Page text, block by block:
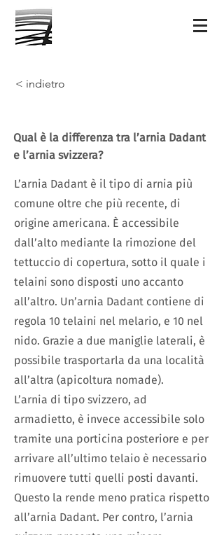
< indietro
Qual è la differenza tra l’arnia Dadant
e l’arnia svizzera?
L’arnia Dadant è il tipo di arnia più
comune oltre che più recente, di
origine americana. È accessibile
dall’alto mediante la rimozione del
tettuccio di copertura, sotto il quale i
telaini sono disposti uno accanto
all’altro. Un’arnia Dadant contiene di
regola 10 telaini nel melario, e 10 nel
nido. Grazie a due maniglie laterali, è
possibile trasportarla da una località
all’altra (apicoltura nomade).
L’arnia di tipo svizzero, ad
armadietto, è invece accessibile solo
tramite una porticina posteriore e per
arrivare all’ultimo telaio è necessario
rimuovere tutti quelli posti davanti.
Questo la rende meno pratica rispetto
all’arnia Dadant. Per contro, l’arnia